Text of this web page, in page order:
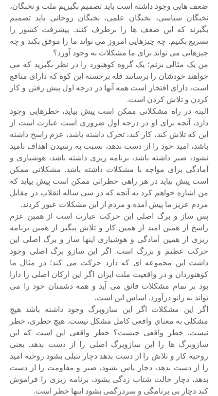
ضعف هایی وجود داشته است باید تصمیم بگیریم ملت و نخبگان،
نخبگان سیاسی، نخبگان علمی، نخبگان روحانی باید تصمیم
بگیرند که این ضعف ها را برطرف کنند. پیشرفت کشور را
تسریع بکنیم. چه چیزهایی امروز می تواند ما را موفق بکند و چه
چیزهایی می تواند برای ما مشکلات به وجود آورد؟
من یک مثالی بزنم؛ یک گروه کوهنورد را در نظر بگیرید که می
خواهند خودشان را برسانند قله برجسته این کوه که دارای منافع
است، دارای افتخار است همه آنها در درجه اول پیش رفتن و کار
کردن و تلاش کردن است.
البته در راه مشکلاتی ممکن است پیش بیاید، خطرهایی وجود
دارد، آنچه برای او در درجه اول ضروری است عبارت است از
این که تلاش کند، کار کند، تحرک داشته باشد، عزم راسخ داشته
باشد، امید خود را از دست ندهد، نسبت به رسیدن اهداف نامید
نشود، صبر داشته باشد، برنامه ریزی داشته باشد، هوشیاری و
آمادگی برای مواجه با مشکلات داشته باشد. مشکلاتی ممکن
است پیش بیاید در هر راهی خطراتی ممکن است پیش بیاید که
من اشاره خواهم کرد به آنچه که در سی ساله انقلاب در مقابل
مردم عزیز ما پیش آمده و مردم از این مشکلات عبور کردند.
پس ساز و برگ اصلی این حرکت عبارت است از همین عزم
راسخ از همین امید از همین کار و تلاش پیگیر از همین برنامه
ریزی از همین آمادگی و هوشیاری اینها ساز و برگ اصلی این
حرکت عظیم و بزرگ است. اگر این سازو برگ اصلی وجود
داشت این مجموعه ای که دارد حرکت می کند؛ در مثال ما
کوهنوردان و در واقعیت ملت ایران اگر این ارکان اصلی را دارا
بود بر تمام مشکلات فائق می آید و همه دشمنان خود را می
تواند به زانو درآورد. اساس این است.
اگر این مشکلات اگر این سازوبرگ وجود داشته باشد هیچ
مشکلی به معنای واقعی کامل مشکل نیست. هیچ خطری، خطر
نیست. خطر واقعی چیست؟ خطر واقعی این است که این
سازوبرگ ها را این سازوبرگ اصلی را از دست بدهد. یعنی
روحیه کار و تلاش را از دست بدهد دچار تنبلی بشود روحیه امید
را از دست بدهد، دچار یاس بشود، صبر و مقاومت را از دست
بدهد، دچار حالت شتاب زدگی بشود، برنامه ریزی را فراموش
کند دچار بی برنامگی و سردرگمی بشود اینها خطر است.